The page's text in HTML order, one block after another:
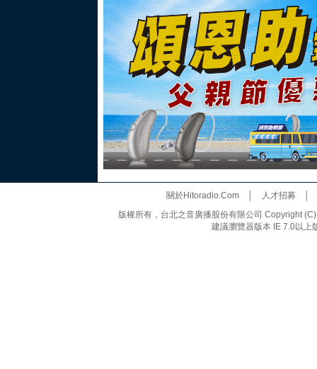
關於Hitoradio.Com│ 人才招募
版權所有，台北之音廣播股份有限公司 Copyright
建議瀏覽器版本 IE 7.0以上